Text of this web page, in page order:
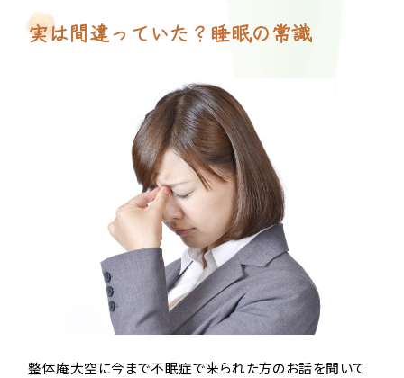
実は間違っていた？睡眠の常識
整体庵大空に今まで不眠症で来られた方のお話を聞いて